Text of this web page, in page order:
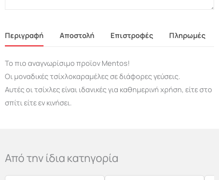
Περιγραφή Αποστολή Επιστροφές Πληρωμές
Το πιο αναγνωρίσιμο προϊον Mentos!
Οι μοναδικές τσίχλοκαραμέλες σε διάφορες γεύσεις.
Αυτές οι τσίχλες είναι ιδανικές για καθημερινή χρήση, είτε στο
σπίτι είτε εν κινήσει.
Από την ίδια κατηγορία